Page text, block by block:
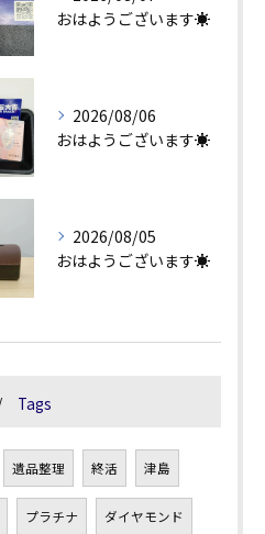
おはようございます☀
2026/08/06
おはようございます☀
2026/08/05
おはようございます☀
Tags
遺品整理 終活 津島
プラチナ ダイヤモンド